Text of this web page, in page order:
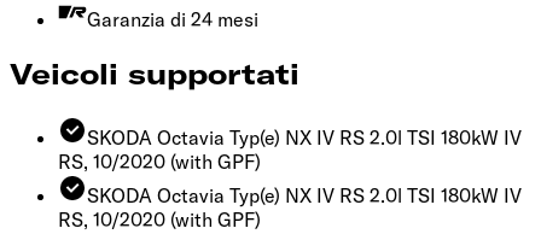
Garanzia di 24 mesi
Veicoli supportati
SKODA Octavia Typ(e) NX IV RS 2.0l TSI 180kW IV
RS, 10/2020 (with GPF)
SKODA Octavia Typ(e) NX IV RS 2.0l TSI 180kW IV
RS, 10/2020 (with GPF)